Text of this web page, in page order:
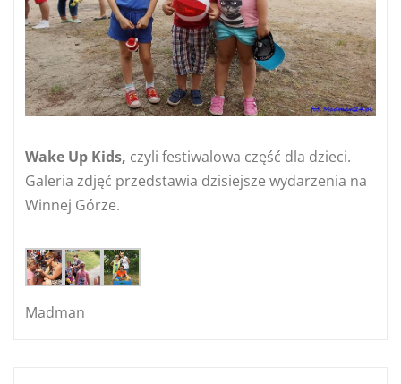
Wake Up Kids, czyli festiwalowa część dla dzieci.
Galeria zdjęć przedstawia dzisiejsze wydarzenia na
Winnej Górze.
Madman